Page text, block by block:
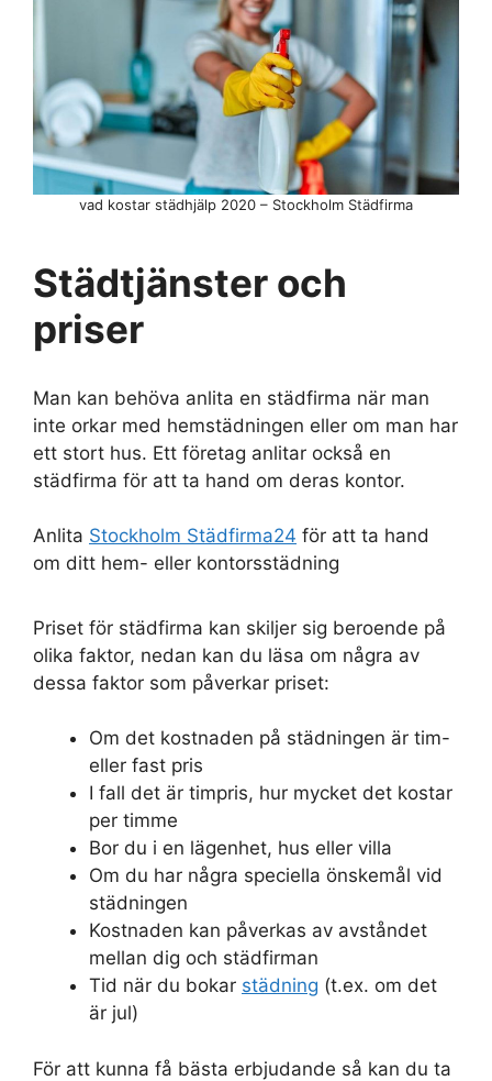
vad kostar städhjälp 2020 – Stockholm Städfirma
Städtjänster och
priser
Man kan behöva anlita en städfirma när man
inte orkar med hemstädningen eller om man har
ett stort hus. Ett företag anlitar också en
städfirma för att ta hand om deras kontor.
Anlita Stockholm Städfirma24 för att ta hand
om ditt hem- eller kontorsstädning
Priset för städfirma kan skiljer sig beroende på
olika faktor, nedan kan du läsa om några av
dessa faktor som påverkar priset:
Om det kostnaden på städningen är tim-
eller fast pris
I fall det är timpris, hur mycket det kostar
per timme
Bor du i en lägenhet, hus eller villa
Om du har några speciella önskemål vid
städningen
Kostnaden kan påverkas av avståndet
mellan dig och städfirman
Tid när du bokar städning (t.ex. om det
är jul)
För att kunna få bästa erbjudande så kan du ta